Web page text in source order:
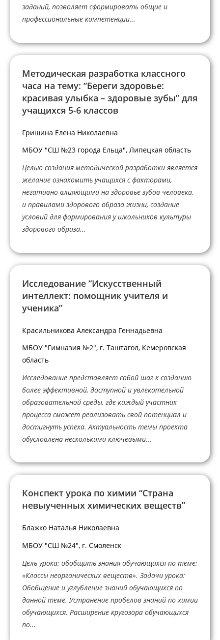
заданий, позволяет сформировать общие и
профессиональные компетенции...
Методическая разработка классного
часа на тему: “Береги здоровье:
красивая улыбка – здоровые зубы” для
учащихся 5-6 классов
Гришина Елена Николаевна
МБОУ "СШ №23 города Ельца", Липецкая область
Целью создания методической разработки является
желание ознакомить учащихся с факторами,
негативно влияющими на здоровье зубов человека,
и правилами здорового образа жизни, создание
условий для формирования у школьников культуры
здорового образа...
Исследование “Искусственный
интеллект: помощник учителя и
ученика”
Красильникова Александра Геннадьевна
МБОУ "Гимназия №2", г. Таштагол, Кемеровская
область
Исследование представляет собой шаг к созданию
более эффективной, доступной и увлекательной
образовательной среды, где каждый участник
процесса сможет реализовать свой потенциал и
достигнуть успеха. Актуальность темы проекта
обусловлена несколькими ключевыми...
Конспект урока по химии “Страна
невыученных химических веществ”
Блажко Наталья Николаевна
МБОУ "СШ №24", г. Смоленск
Цель урока: обобщить знания обучающихся по теме:
«Классы неорганических веществ». Задачи урока:
Обобщение и углубление знаний обучающихся по
данной теме. Устранение пробелов знаний по химии
обучающихся. Расширение кругозора обучающихся
по...